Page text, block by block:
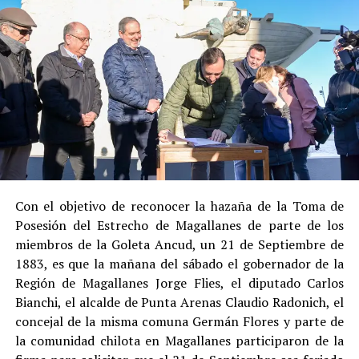
Entre las razones que permitieron esta medida, según la
Justicia, se consideraron dosatenuantes:
Sucolaboración sustancial con la investigación,
al admitir los hechos.
Suconducta anterior irreprochable , al no
registrar antecedentes penales previos.
Estas circunstancias jurídicas, sumadas al
procedimiento abreviado, redujeron la posibilidad de un
cumplimiento efectivo en recinto penitenciario.
Indemnización a la víctima y nueva investigación
por ocultamiento de bienes
En el ámbito civil, elJuzgado de Letras de Castrodictó
enseptiembre de 2023una sentencia que obliga a
Pedro Montecinos apagar una indemnización total de
$120 millonespor concepto de daño moral:
Con el objetivo de reconocer la hazaña de la Toma de
Posesión del Estrecho de Magallanes de parte de los
miembros de la Goleta Ancud, un 21 de Septiembre de
1883, es que la mañana del sábado el gobernador de la
Región de Magallanes Jorge Flies, el diputado Carlos
Bianchi, el alcalde de Punta Arenas Claudio Radonich, el
concejal de la misma comuna Germán Flores y parte de
la comunidad chilota en Magallanes participaron de la